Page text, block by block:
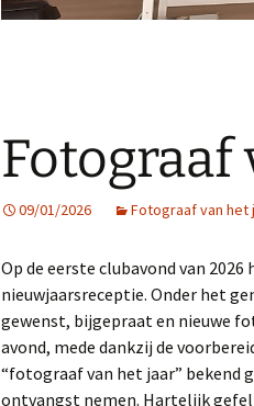
Fotograaf
09/01/2026 Fotograaf van het
Op de eerste clubavond van
nieuwjaarsreceptie. Onder het
gewenst, bijgepraat en nieuwe
avond, mede dankzij de
“fotograaf van het jaar” bekend
ontvangst nemen. Hartelijk